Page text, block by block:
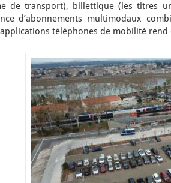
de transport), billettique (les titres
d’abonnements multimodaux
téléphones de mobilité rend